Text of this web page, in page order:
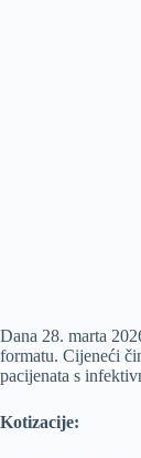
Dana 28. marta
formatu. Cijeneći
pacijenata s
Kotizacije: